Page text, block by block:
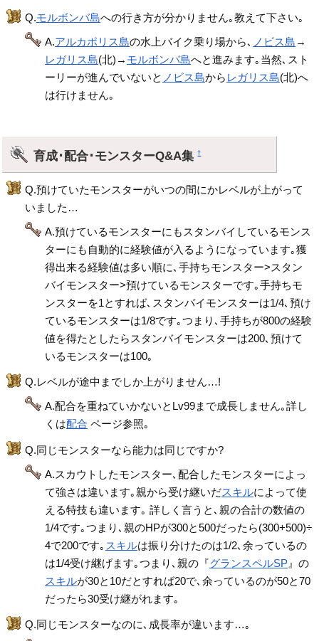
Q.モルボンバ島への行き方が分かりません｡教えて下さい｡
A.アルカポリス島の水上バイク乗り場から､ ノビス島 →
レガリス島(北)→ モルボンバ島へと進みます｡当然､スト
ーリーが進んでいないと ノビス島から レガリス島(北)へ
は行けません｡
育成･配合･モンスターQ&A集†
Q.預けていたモンスターがいつの間にかレベルが上がって
いました…
A.預けているモンスターにもスタンバイしているモンス
ターにも自動的に経験値が入るようになっています｡獲
得出来る経験値は多い順に､手持ちモンスター>スタン
バイモンスター>預けているモンスターです｡手持ちモ
ンスターを1とすれば､スタンバイモンスターは1/4､預け
ているモンスターは1/8です｡つまり､手持ちが800の経験
値を得たとしたらスタンバイモンスターは200､預けて
いるモンスターは100｡
Q.レベルが途中までしか上がりません…!
A.配合を重ねていかないとLv99まで成長しません｡詳し
くは配合 ページ参照｡
Q.同じモンスターなら能力は同じですか?
A.スカウトしたモンスター､配合したモンスターによっ
て強さは違います｡親から受け継いだスキルによって使
える特技も違います｡ 詳しく言うと､親の合計の数値の
1/4です｡つまり､親のHPが300と500だったら(300+500)÷
4で200です｡ スキルは振り分けたのは1/2､余っているの
は1/4受け継げます｡つまり､親の『グランスペルSP 』の
スキルが30と10だとすれば20で､余っているのが50と70
だったら30受け継がれます｡
Q.同じモンスターなのに､成長率が違います…｡